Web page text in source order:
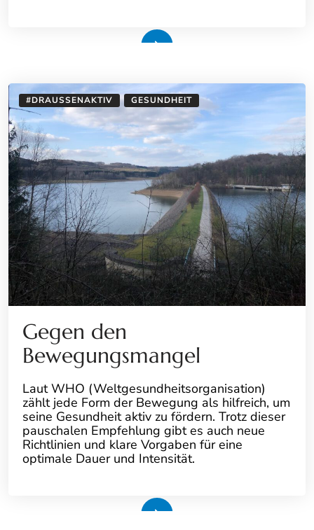
#DRAUSSENAKTIV GESUNDHEIT
Gegen den
Bewegungsmangel
Laut WHO (Weltgesundheitsorganisation)
zählt jede Form der Bewegung als hilfreich, um
seine Gesundheit aktiv zu fördern. Trotz dieser
pauschalen Empfehlung gibt es auch neue
Richtlinien und klare Vorgaben für eine
optimale Dauer und Intensität.